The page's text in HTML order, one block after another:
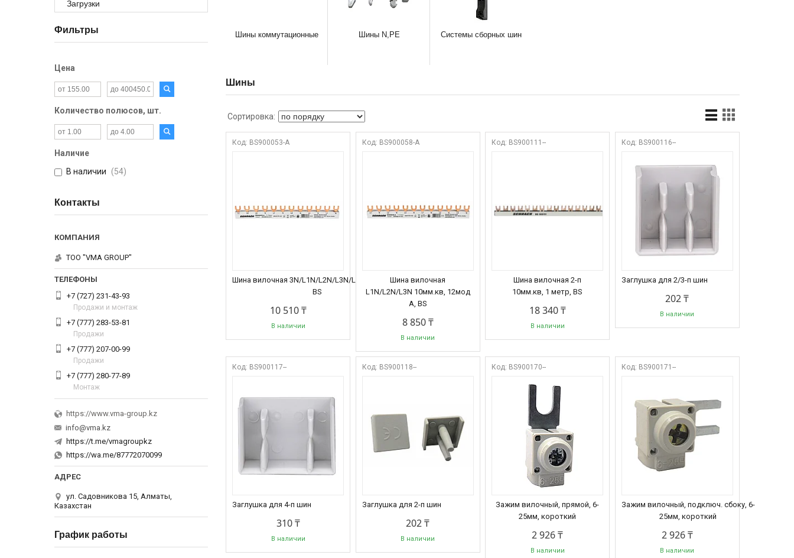
Шины коммутационные Шины N,PE Системы сборных шин
Шины
BS900053-A
Шина вилочная 3N/L1N/L2N/L3N/L1N 10 мм.кв.,
BS
10 510 ₸
В наличии
BS900058-A
Шина вилочная
L1N/L2N/L3N 10мм.кв, 12мод
A, BS
8 850 ₸
В наличии
BS900111--
Шина вилочная 2-п
10мм.кв, 1 метр, BS
18 340 ₸
В наличии
BS900116--
Заглушка для 2/3-п шин
202 ₸
В наличии
BS900117--
Заглушка для 4-п шин
310 ₸
В наличии
BS900118--
Заглушка для 2-п шин
202 ₸
В наличии
BS900170--
Зажим вилочный, прямой, 6-
25мм, короткий
2 926 ₸
В наличии
BS900171--
Зажим вилочный, подключ. сбоку, 6-
25мм, короткий
2 926 ₸
В наличии
Загрузки
Фильтры
Цена
Количество полюсов, шт.
Наличие
В наличии
54
Контакты
ТОО "VMA GROUP"
+7 (727) 231-43-93
Продажи и монтаж
+7 (777) 283-53-81
Продажи
+7 (777) 207-00-99
Продажи
+7 (777) 280-77-89
Монтаж
https://www.vma-group.kz
info@vma.kz
https://t.me/vmagroupkz
https://wa.me/87772070099
ул. Садовникова 15, Алматы,
Казахстан
График работы